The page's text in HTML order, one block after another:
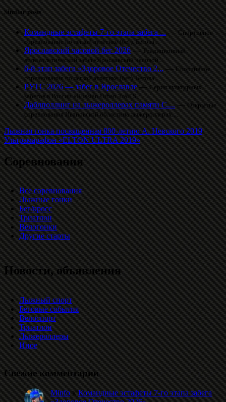
Similar posts
Командные эстафеты 7-го этапа забега ...—Спортивное
соревнование по легкой атлетике (бег). Бегова...
Ярославский часовой бег 2026—Традиционный
легкоатлетический забег«Ярославский часовой...
6-й этап забега «Здоровое Отечество 2...—Спортивное
соревнование по легкой атлетике (бег). Бегова...
РУТС 2026 — забег в Ярославле—Серия культурных
забегов в России «Russian Urban Trail S...
Даблполлинг на лыжероллерах памяти С....—Открытые
соревнования Ивановской областина лыжероллерах....
Лыжная гонка посвященная 800-летию А. Невского 2019
Ультрамарафон «ELTON ULTRA 2019»
Соревнования
Все соревнования
Лыжные гонки
Бег/кросс
Триатлон
Велогонки
Другие старты
Новости, объявления
Лыжный спорт
Беговые события
Велоспорт
Триатлон
Лыжероллеры
Иное
Свежие комментарии
MinfoкКомандные эстафеты 7-го этапа забега